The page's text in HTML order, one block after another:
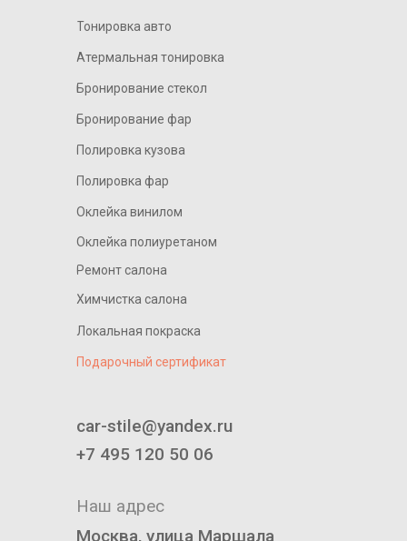
car-stile@yandex.ru
+7 495 120 50 06
Наш адрес
Москва, улица Маршала
Тонировка авто
Атермальная тонировка
Бронирование стекол
Бронирование фар
Локальная покраска
Подарочный сертификат
Оклейка винилом
Оклейка полиуретаном
Химчистка салона
Полировка кузова
Полировка фар
Ремонт салона